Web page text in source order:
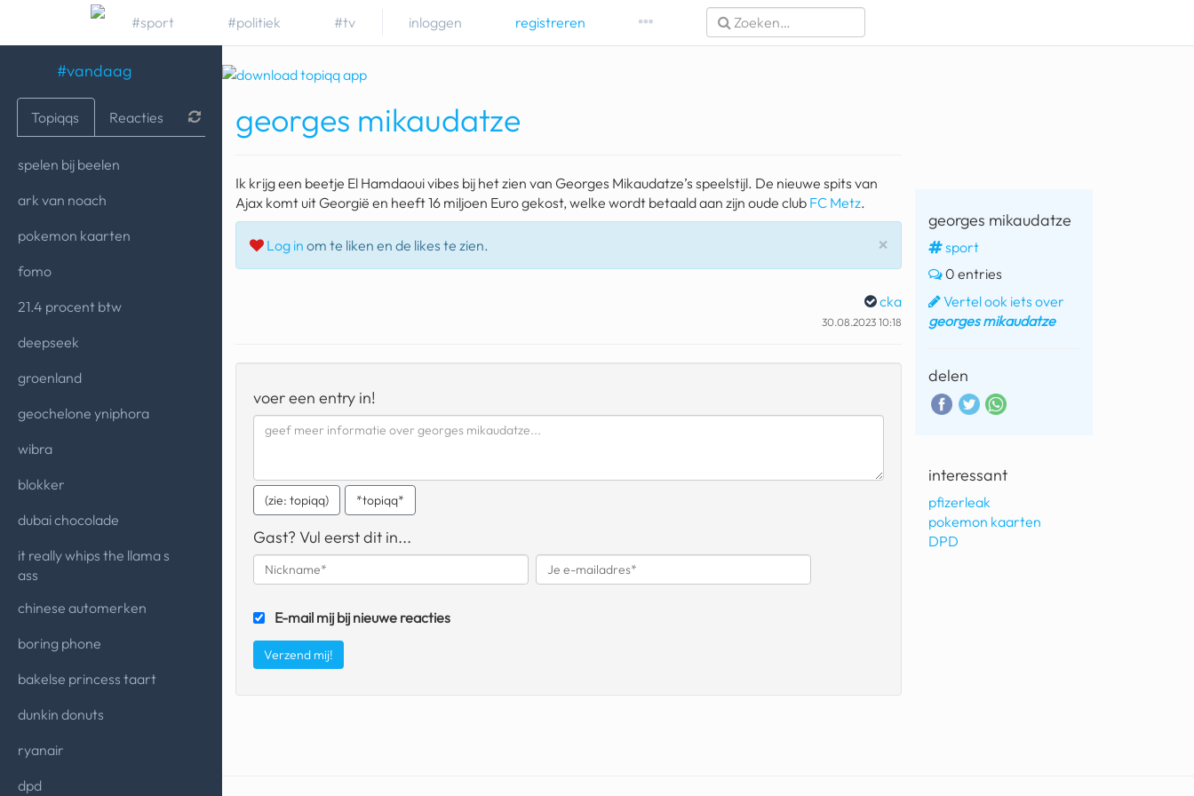
#sport #politiek #tv inloggen registreren
#vandaag
Topiqqs Reacties
spelen bij beelen
ark van noach
pokemon kaarten
fomo
21.4 procent btw
deepseek
groenland
geochelone yniphora
wibra
blokker
dubai chocolade
it really whips the llama s
ass
chinese automerken
boring phone
bakelse princess taart
dunkin donuts
ryanair
dpd
georges mikaudatze
Ik krijg een beetje El Hamdaoui vibes bij het zien van Georges Mikaudatze’s speelstijl. De nieuwe spits van
Ajax komt uit Georgië en heeft 16 miljoen Euro gekost, welke wordt betaald aan zijn oude club FC Metz.
×Sluiten
Log in om te liken en de likes te zien.
cka
30.08.2023 10:18
voer een entry in!
(zie: topiqq) *topiqq*
Gast? Vul eerst dit in...
E-mail mij bij nieuwe reacties
georges mikaudatze
sport
0 entries
Vertel ook iets over
georges mikaudatze
delen
interessant
pfizerleak
pokemon kaarten
DPD